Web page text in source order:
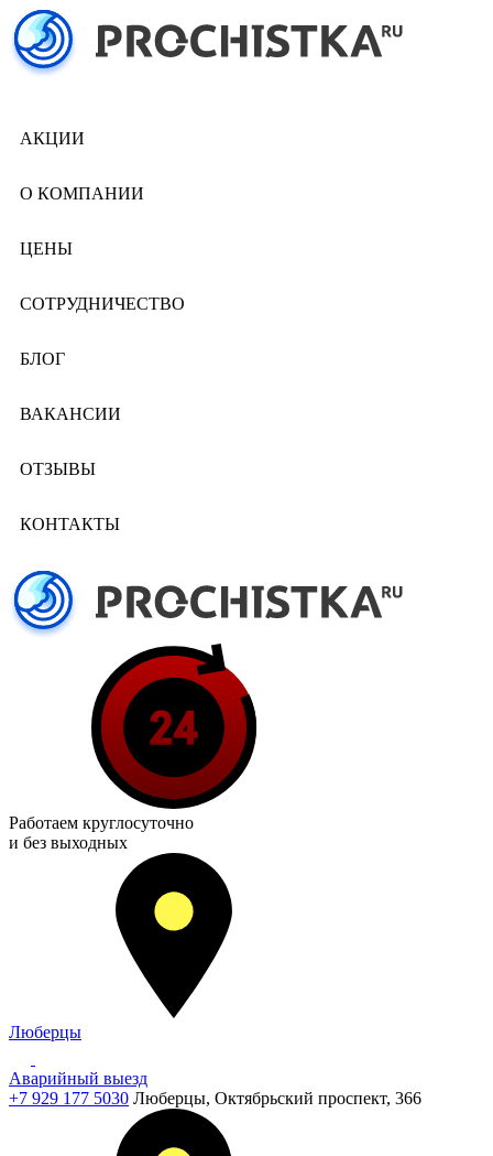
АКЦИИ
О КОМПАНИИ
ЦЕНЫ
СОТРУДНИЧЕСТВО
БЛОГ
ВАКАНСИИ
ОТЗЫВЫ
КОНТАКТЫ
Работаем круглосуточно
и без выходных
Люберцы
Аварийный выезд
+7 929 177 5030 Люберцы, Октябрьский проспект, 366